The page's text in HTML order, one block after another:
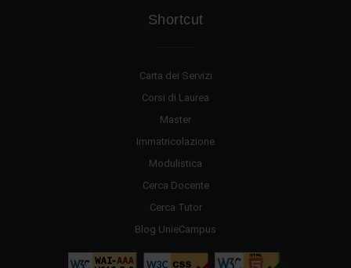
Shortcut
Carta dei Servizi
Corsi di Laurea
Master
Immatricolazione
Modulistica
Cerca Docente
Cerca Tutor
Blog UnieCampus